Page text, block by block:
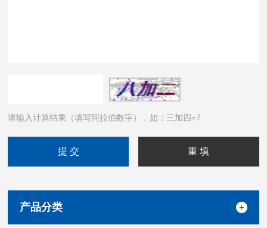
请输入计算结果（填写阿拉伯数字），如：三加四=7
产品分类